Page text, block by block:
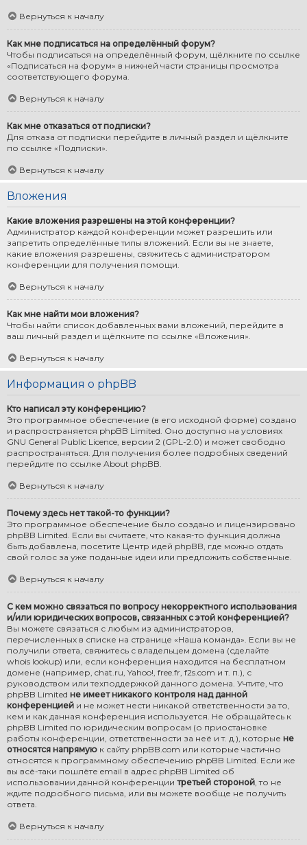
Вернуться к началу
Как мне подписаться на определённый форум?
Чтобы подписаться на определённый форум, щёлкните по ссылке
«Подписаться на форум» в нижней части страницы просмотра
соответствующего форума.
Вернуться к началу
Как мне отказаться от подписки?
Для отказа от подписки перейдите в личный раздел и щёлкните
по ссылке «Подписки».
Вернуться к началу
Вложения
Какие вложения разрешены на этой конференции?
Администратор каждой конференции может разрешить или
запретить определённые типы вложений. Если вы не знаете,
какие вложения разрешены, свяжитесь с администратором
конференции для получения помощи.
Вернуться к началу
Как мне найти мои вложения?
Чтобы найти список добавленных вами вложений, перейдите в
ваш личный раздел и щёлкните по ссылке «Вложения».
Вернуться к началу
Информация о phpBB
Кто написал эту конференцию?
Это программное обеспечение (в его исходной форме) создано
и распространяется phpBB Limited. Оно доступно на условиях
GNU General Public Licence, версии 2 (GPL-2.0) и может свободно
распространяться. Для получения более подробных сведений
перейдите по ссылке About phpBB.
Вернуться к началу
Почему здесь нет такой-то функции?
Это программное обеспечение было создано и лицензировано
phpBB Limited. Если вы считаете, что какая-то функция должна
быть добавлена, посетите Центр идей phpBB, где можно отдать
свой голос за уже поданные идеи или предложить собственные.
Вернуться к началу
С кем можно связаться по вопросу некорректного использования
и/или юридических вопросов, связанных с этой конференцией?
Вы можете связаться с любым из администраторов,
перечисленных в списке на странице «Наша команда». Если вы не
получили ответа, свяжитесь с владельцем домена (сделайте
whois lookup) или, если конференция находится на бесплатном
домене (например, chat.ru, Yahoo!, free.fr, f2s.com и т. п.), с
руководством или техподдержкой данного домена. Учтите, что
phpBB Limited не имеет никакого контроля над данной
конференцией и не может нести никакой ответственности за то,
кем и как данная конференция используется. Не обращайтесь к
phpBB Limited по юридическим вопросам (о приостановке
работы конференции, ответственности за неё и т. д.), которые не
относятся напрямую к сайту phpBB.com или которые частично
относятся к программному обеспечению phpBB Limited. Если же
вы всё-таки пошлёте email в адрес phpBB Limited об
использовании данной конференции третьей стороной, то не
ждите подробного письма, или вы можете вообще не получить
ответа.
Вернуться к началу